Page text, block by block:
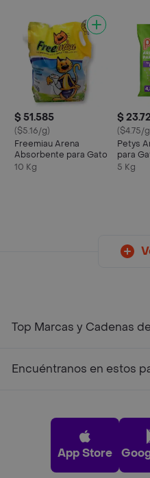
$ 51.585
($5.16/g)
Freemiau Arena
Absorbente para Gato
10 Kg
$
($4.75/
Petys
para
5 Kg
Top Marcas y Cadenas
Encuéntranos en estos
App Store